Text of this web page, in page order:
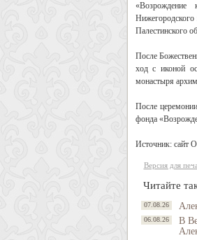
«Возрождение
Палестинского
После
ход с иконой
монастыря
После
фонда
Источник: сайт
Версия для
Читайте
07.08.26
06.08.26
В